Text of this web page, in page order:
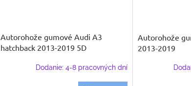
Autorohože gumové Audi A3
hatchback 2013-2019 5D
Dodanie: 4-8 pracovných dní
Autorohože
2013-2019